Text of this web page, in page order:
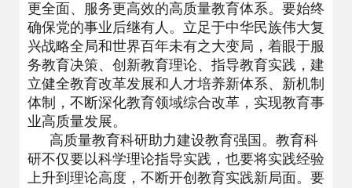
更全面、服务更高效的高质量教育体系。要始终
确保党的事业后继有人。立足于中华民族伟大复
兴战略全局和世界百年未有之大变局，着眼于服
务教育决策、创新教育理论、指导教育实践，建
立健全教育改革发展和人才培养新体系、新机制
体制，不断深化教育领域综合改革，实现教育事
业高质量发展。
高质量教育科研助力建设教育强国。教育科
研不仅要以科学理论指导实践，也要将实践经验
上升到理论高度，不断开创教育实践新局面。要